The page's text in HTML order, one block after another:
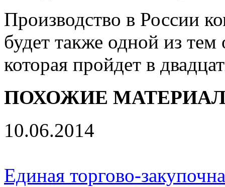
Производство в России
будет также одной из
которая пройдет в
ПОХОЖИЕ
10.06.2014
Единая торгово-